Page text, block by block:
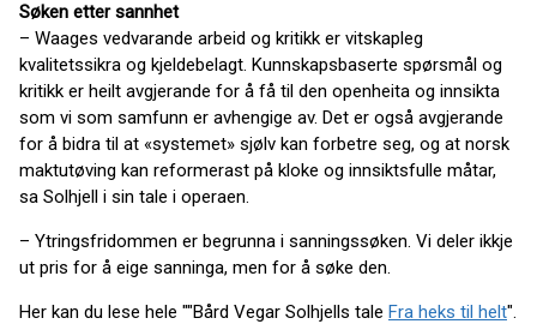
Søken etter sannhet
– Waages vedvarande arbeid og kritikk er vitskapleg
kvalitetssikra og kjeldebelagt. Kunnskapsbaserte spørsmål og
kritikk er heilt avgjerande for å få til den openheita og innsikta
som vi som samfunn er avhengige av. Det er også avgjerande
for å bidra til at «systemet» sjølv kan forbetre seg, og at norsk
maktutøving kan reformerast på kloke og innsiktsfulle måtar,
sa Solhjell i sin tale i operaen.
– Ytringsfridommen er begrunna i sanningssøken. Vi deler ikkje
ut pris for å eige sanninga, men for å søke den.
Her kan du lese hele ""Bård Vegar Solhjells tale Fra heks til helt".